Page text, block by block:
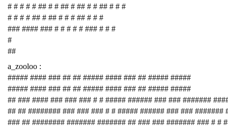
# # # # # ## # # ## # ## # # ## # # #
# # # # ## # ## # # # ## # # #
### #### ### # # # # # ### # # #
#
##
a_zooloo :
##### #### ### ## ## ##### #### ### ## ##### #####
##### #### ### ## ## ##### #### ### ## ##### #####
## ### #### ### ### ### # # ##### ###### ### ### #######
## ## ######## ### ### ### # # ##### ###### ### ### #######
### ## ######## ####### ####### ## ### ### ####### ### # #